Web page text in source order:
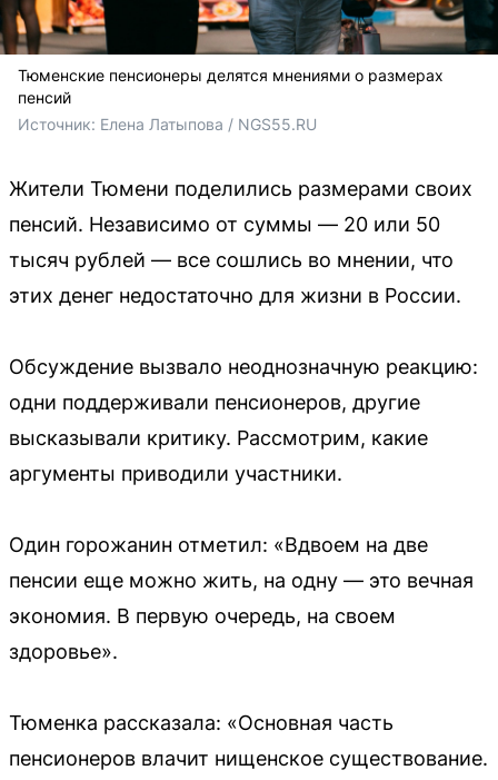
Тюменские пенсионеры делятся мнениями о размерах
пенсий
Источник: Елена Латыпова / NGS55.RU
Жители Тюмени поделились размерами своих
пенсий. Независимо от суммы — 20 или 50
тысяч рублей — все сошлись во мнении, что
этих денег недостаточно для жизни в России.
Обсуждение вызвало неоднозначную реакцию:
одни поддерживали пенсионеров, другие
высказывали критику. Рассмотрим, какие
аргументы приводили участники.
Один горожанин отметил: «Вдвоем на две
пенсии еще можно жить, на одну — это вечная
экономия. В первую очередь, на своем
здоровье».
Тюменка рассказала: «Основная часть
пенсионеров влачит нищенское существование.